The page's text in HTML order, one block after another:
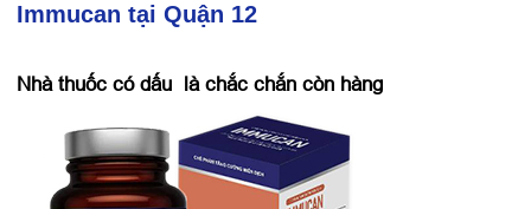
Immucan tại Quận 12
Nhà thuốc có dấu là chắc chắn còn hàng